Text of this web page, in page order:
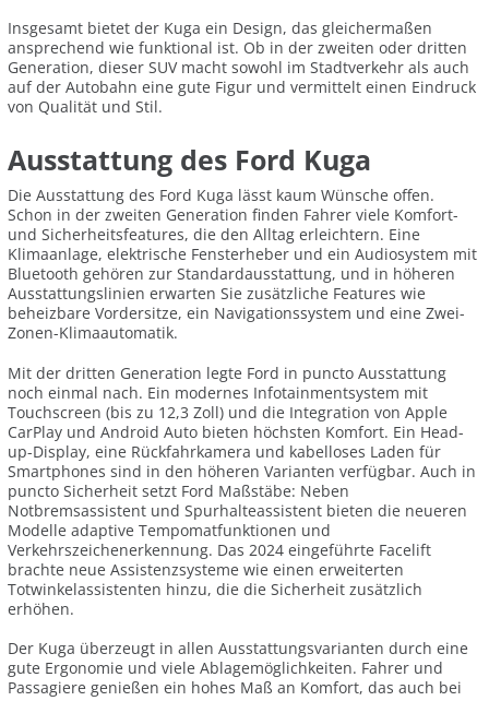
Insgesamt bietet der Kuga ein Design, das gleichermaßen
ansprechend wie funktional ist. Ob in der zweiten oder dritten
Generation, dieser SUV macht sowohl im Stadtverkehr als auch
auf der Autobahn eine gute Figur und vermittelt einen Eindruck
von Qualität und Stil.
Ausstattung des Ford Kuga
Die Ausstattung des Ford Kuga lässt kaum Wünsche offen.
Schon in der zweiten Generation finden Fahrer viele Komfort-
und Sicherheitsfeatures, die den Alltag erleichtern. Eine
Klimaanlage, elektrische Fensterheber und ein Audiosystem mit
Bluetooth gehören zur Standardausstattung, und in höheren
Ausstattungslinien erwarten Sie zusätzliche Features wie
beheizbare Vordersitze, ein Navigationssystem und eine Zwei-
Zonen-Klimaautomatik.
Mit der dritten Generation legte Ford in puncto Ausstattung
noch einmal nach. Ein modernes Infotainmentsystem mit
Touchscreen (bis zu 12,3 Zoll) und die Integration von Apple
CarPlay und Android Auto bieten höchsten Komfort. Ein Head-
up-Display, eine Rückfahrkamera und kabelloses Laden für
Smartphones sind in den höheren Varianten verfügbar. Auch in
puncto Sicherheit setzt Ford Maßstäbe: Neben
Notbremsassistent und Spurhalteassistent bieten die neueren
Modelle adaptive Tempomatfunktionen und
Verkehrszeichenerkennung. Das 2024 eingeführte Facelift
brachte neue Assistenzsysteme wie einen erweiterten
Totwinkelassistenten hinzu, die die Sicherheit zusätzlich
erhöhen.
Der Kuga überzeugt in allen Ausstattungsvarianten durch eine
gute Ergonomie und viele Ablagemöglichkeiten. Fahrer und
Passagiere genießen ein hohes Maß an Komfort, das auch bei